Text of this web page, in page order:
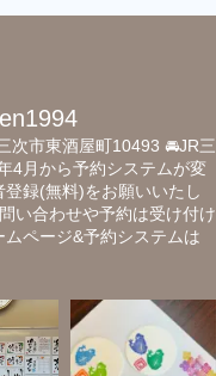
次市東酒屋町10493 🚘JR三
4月から予約システムが変
登録(無料)をお願いいたし
い合わせや予約は受け付け
ムページ&予約システムは